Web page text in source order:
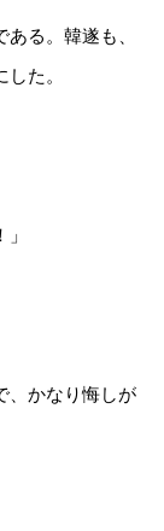
る。韓遂も、
た。
、かなり悔しが